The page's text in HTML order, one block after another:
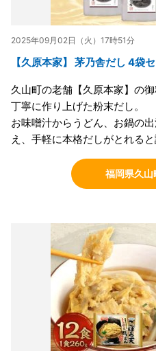
2025年09月02日（火）17時51分
【久原本家】 茅乃舎だし 4袋
久山町の老舗【久原本家】の
丁寧に作り上げた粉末だし。
お味噌汁からうどん、お鍋の
え、手軽に本格だしがとれると
福岡県久